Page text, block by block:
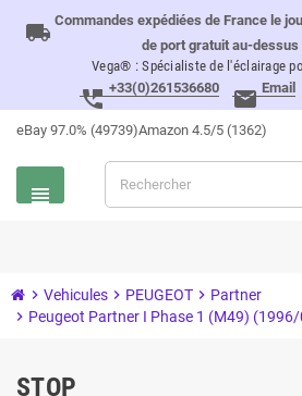
local_shipping Commandes expédiées de France le
de port gratuit au-dessus
Vega® : Spécialiste de l'éclairage
perm_phone_msg +33(0)261536680 email Email
eBay 97.0% (49739)Amazon 4.5/5 (1362)
view_headline
chevron_right Vehicules chevron_right PEUGEOT chevron_right Partner
chevron_right Peugeot Partner I Phase 1 (M49)
STOP